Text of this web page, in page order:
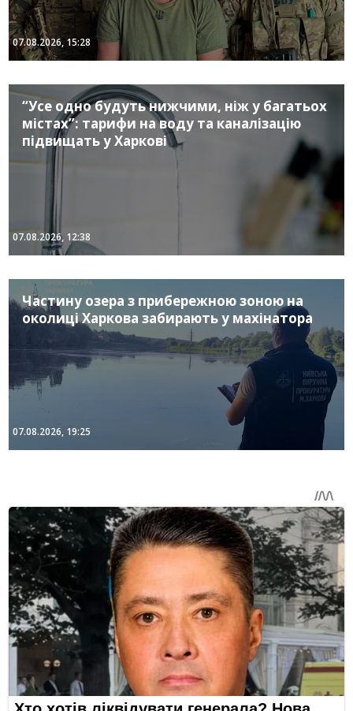
07.08.2026, 15:28
“Усе одно будуть нижчими, ніж у багатьох
містах”: тарифи на воду та каналізацію
підвищать у Харкові
07.08.2026, 12:38
Частину озера з прибережною зоною на
околиці Харкова забирають у махінатора
07.08.2026, 19:25